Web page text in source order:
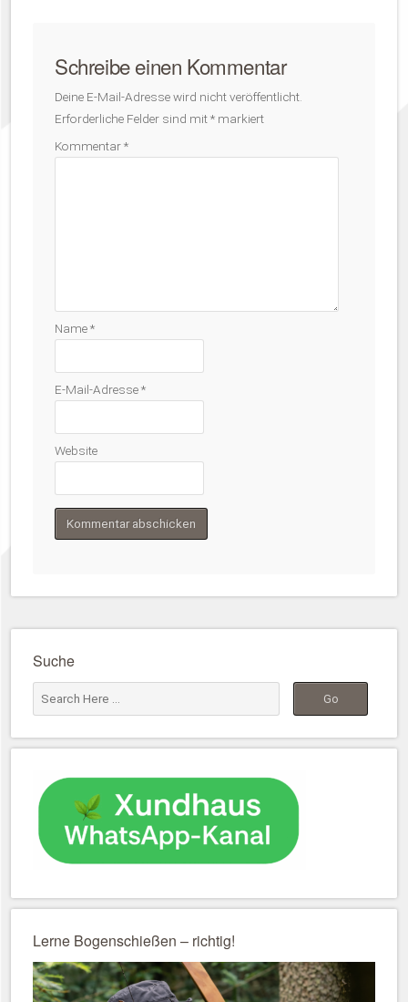
Schreibe einen Kommentar
Deine E-Mail-Adresse wird nicht veröffentlicht.
Erforderliche Felder sind mit* markiert
Kommentar*
Name*
E-Mail-Adresse*
Website
Suche
Lerne Bogenschießen – richtig!